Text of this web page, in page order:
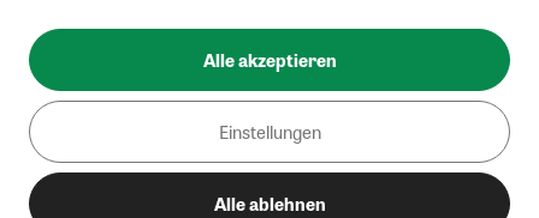
Alle akzeptieren
Einstellungen
Alle ablehnen